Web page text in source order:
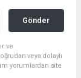
Gönder
ve
veya dolaylı
yorumlardan site